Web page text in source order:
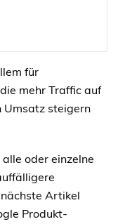
für
mehr Traffic auf
Umsatz steigern
oder einzelne
Artikel
Produkt-